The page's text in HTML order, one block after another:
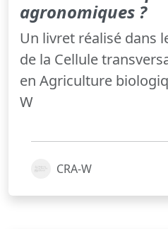
agronomiques ?
Un livret réalisé dans
de la Cellule
en Agriculture
W
CRA-W